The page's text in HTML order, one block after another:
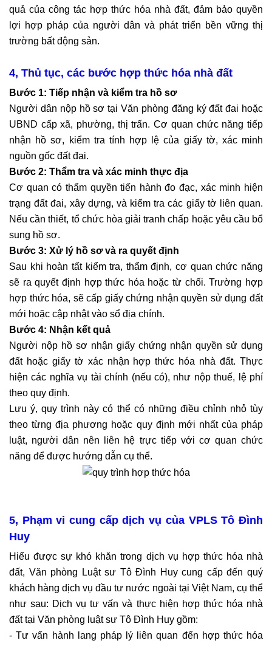
quả của công tác hợp thức hóa nhà đất, đảm bảo quyền
lợi hợp pháp của người dân và phát triển bền vững thị
trường bất động sản.
4, Thủ tục, các bước hợp thức hóa nhà đất
Bước 1: Tiếp nhận và kiểm tra hồ sơ
Người dân nộp hồ sơ tại Văn phòng đăng ký đất đai hoặc
UBND cấp xã, phường, thị trấn. Cơ quan chức năng tiếp
nhận hồ sơ, kiểm tra tính hợp lệ của giấy tờ, xác minh
nguồn gốc đất đai.
Bước 2: Thẩm tra và xác minh thực địa
Cơ quan có thẩm quyền tiến hành đo đạc, xác minh hiện
trạng đất đai, xây dựng, và kiểm tra các giấy tờ liên quan.
Nếu cần thiết, tổ chức hòa giải tranh chấp hoặc yêu cầu bổ
sung hồ sơ.
Bước 3: Xử lý hồ sơ và ra quyết định
Sau khi hoàn tất kiểm tra, thẩm định, cơ quan chức năng
sẽ ra quyết định hợp thức hóa hoặc từ chối. Trường hợp
hợp thức hóa, sẽ cấp giấy chứng nhận quyền sử dụng đất
mới hoặc cập nhật vào sổ địa chính.
Bước 4: Nhận kết quả
Người nộp hồ sơ nhận giấy chứng nhận quyền sử dụng
đất hoặc giấy tờ xác nhận hợp thức hóa nhà đất. Thực
hiện các nghĩa vụ tài chính (nếu có), như nộp thuế, lệ phí
theo quy định.
Lưu ý, quy trình này có thể có những điều chỉnh nhỏ tùy
theo từng địa phương hoặc quy định mới nhất của pháp
luật, người dân nên liên hệ trực tiếp với cơ quan chức
năng để được hướng dẫn cụ thể.
5, Phạm vi cung cấp dịch vụ của VPLS Tô Đình
Huy
Hiểu được sự khó khăn trong dịch vụ hợp thức hóa nhà
đất, Văn phòng Luật sư Tô Đình Huy cung cấp đến quý
khách hàng dịch vụ đầu tư nước ngoài tại Việt Nam, cụ thể
như sau: Dịch vụ tư vấn và thực hiện hợp thức hóa nhà
đất tại Văn phòng luật sư Tô Đình Huy gồm:
- Tư vấn hành lang pháp lý liên quan đến hợp thức hóa